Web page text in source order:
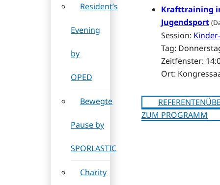
Resident’s
Evening
by
OPED
Bewegte
Pause by
SPORLASTIC
Charity
Krafttraining
Jugendsport
Session:
Tag:
Zeitfenster:
Ort:
ZUM PROGRAMM